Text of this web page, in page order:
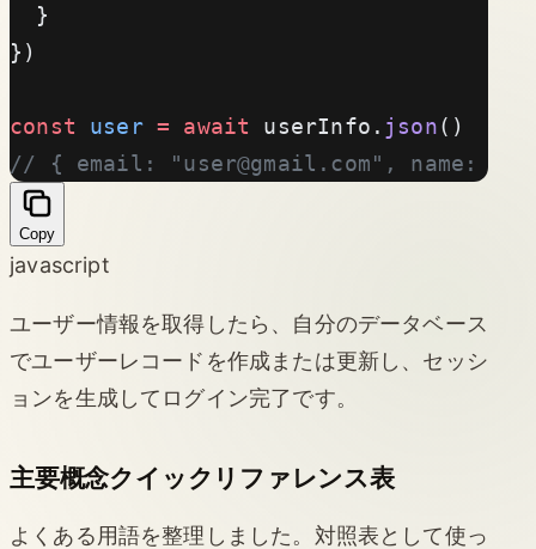
  }
})
const user = await userInfo. json()
// { email: "user@gmail.com", name: "田
Copy
javascript
ユーザー情報を取得したら、自分のデータベース
でユーザーレコードを作成または更新し、セッシ
ョンを生成してログイン完了です。
主要概念クイックリファレンス表
よくある用語を整理しました。対照表として使っ